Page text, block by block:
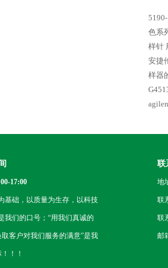
色系
样针
安捷
样器
17:00
基础，以质量为生存，以科技
我们的口号；“用我们真诚的
客户对我们服务的满意”是我
！！
联
地
联
联
邮